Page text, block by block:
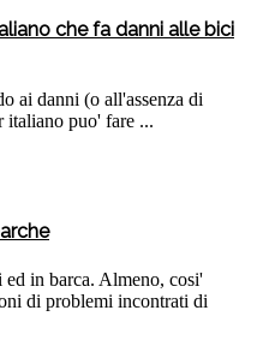
che fa danni alle bici
ai danni (o all'assenza di
italiano puo' fare ...
in barca. Almeno, cosi'
di problemi incontrati di